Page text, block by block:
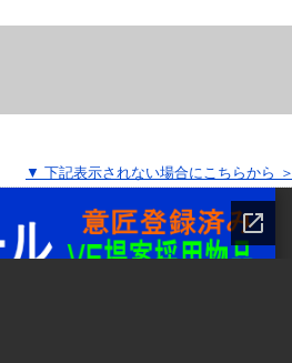
▼ 下記表示されない場合にこちらから ＞